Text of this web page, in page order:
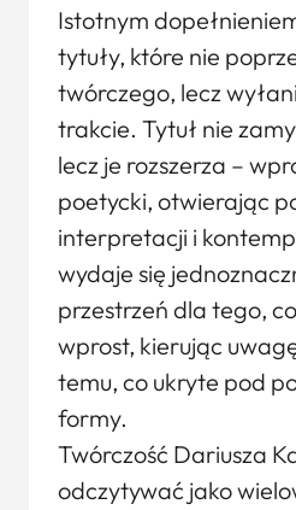
Istotnym
tytuły, które nie
twórczego, lecz
trakcie. Tytuł nie
lecz je rozszerza –
poetycki, otwierając
interpretacji i
wydaje się
przestrzeń dla tego,
wprost, kierując
temu, co ukryte pod
formy.
Twórczość Dariusza
odczytywać jako